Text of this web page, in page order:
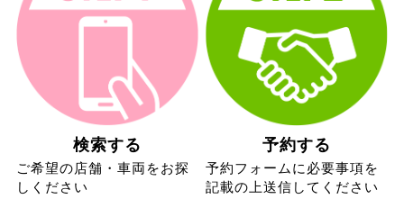
検索する
ご希望の店舗・車両をお探
しください
予約する
予約フォームに必要事項を
記載の上送信してください